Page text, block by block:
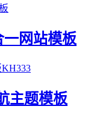
一网站模板
主题模板